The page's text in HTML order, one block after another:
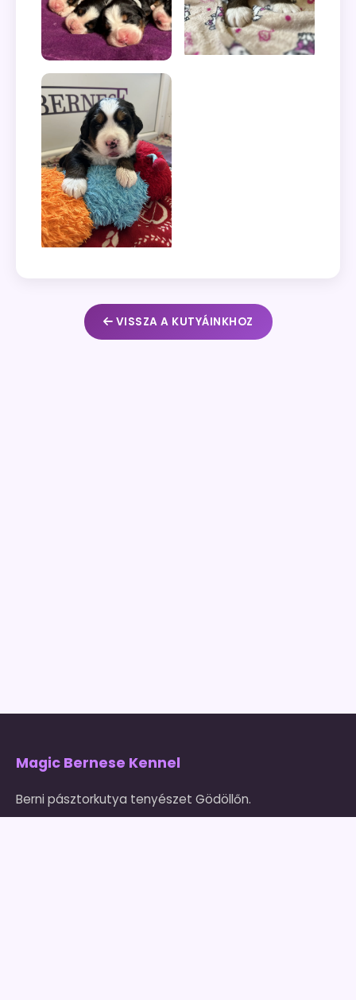
VISSZA A KUTYÁINKHOZ
Magic Bernese Kennel
Berni pásztorkutya tenyészet Gödöllőn.